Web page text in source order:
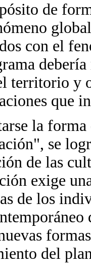
de
con el
territorio y
que
la
se
de las
exige
de los
del